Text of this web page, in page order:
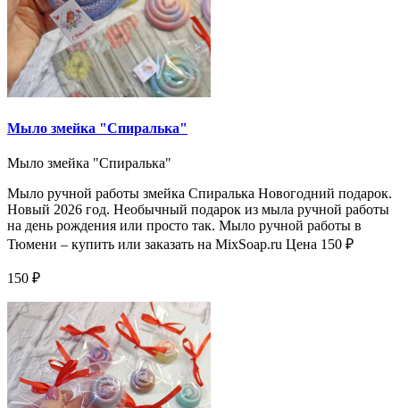
Мыло змейка "Спиралька"
Мыло змейка "Спиралька"
Мыло ручной работы змейка Спиралька Новогодний подарок.
Новый 2026 год. Необычный подарок из мыла ручной работы
на день рождения или просто так. Мыло ручной работы в
Тюмени – купить или заказать на MixSoap.ru Цена 150 ₽
150 ₽